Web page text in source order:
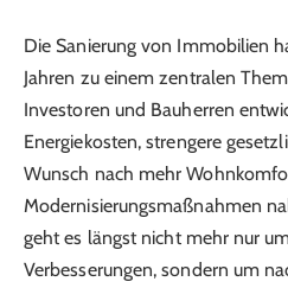
Die Sanierung von Immobilien
Jahren zu einem zentralen
Investoren und Bauherren
Energiekosten, strengere
Wunsch nach mehr
Modernisierungsmaßnahmen
geht es längst nicht mehr nur
Verbesserungen, sondern um